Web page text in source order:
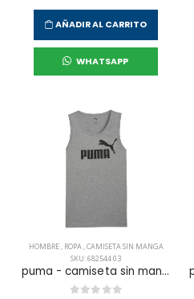
AÑADIR AL CARRITO
WHATSAPP
HOMBRE, ROPA,CAMISETA SIN MANGA
SKU: 682544 03
puma - camiseta sin manga ess logo para hombre